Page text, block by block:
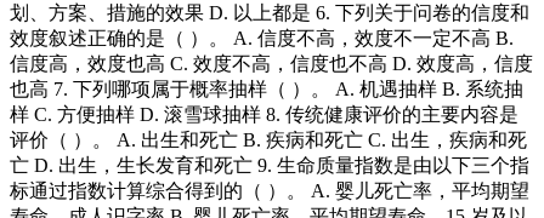
划、方案、措施的效果 D. 以上都是 6. 下列关于问卷的信度和
效度叙述正确的是（ ）。 A. 信度不高，效度不一定不高 B.
信度高，效度也高 C. 效度不高，信度也不高 D. 效度高，信度
也高 7. 下列哪项属于概率抽样（ ）。 A. 机遇抽样 B. 系统抽
样 C. 方便抽样 D. 滚雪球抽样 8. 传统健康评价的主要内容是
评价（ ）。 A. 出生和死亡 B. 疾病和死亡 C. 出生，疾病和死
亡 D. 出生，生长发育和死亡 9. 生命质量指数是由以下三个指
标通过指数计算综合得到的（ ）。 A. 婴儿死亡率，平均期望